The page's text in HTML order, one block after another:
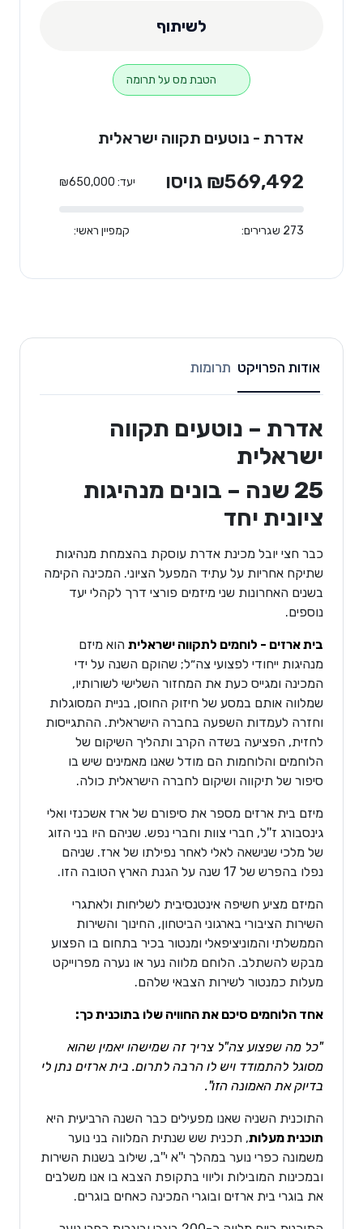
לשיתוף
הטבת מס על תרומה
אדרת - נוטעים תקווה ישראלית
₪569,492 גויסו יעד: ₪650,000
273 שגרירים: קמפיין ראשי:
אודות הפרויקט תרומות
אדרת – נוטעים תקווה
ישראלית
25 שנה – בונים מנהיגות
ציונית יחד
כבר חצי יובל מכינת אדרת עוסקת בהצמחת מנהיגות
שתיקח אחריות על עתיד המפעל הציוני. המכינה הקימה
בשנים האחרונות שני מיזמים פורצי דרך לקהלי יעד
נוספים.
בית ארזים - לוחמים לתקווה ישראלית הוא מיזם
מנהיגות ייחודי לפצועי צה״ל; שהוקם השנה על ידי
המכינה ומגייס כעת את המחזור השלישי לשורותיו,
שמלווה אותם במסע של חיזוק החוסן, בניית המסוגלות
וחזרה לעמדות השפעה בחברה הישראלית. ההתגייסות
לחזית, הפציעה בשדה הקרב ותהליך השיקום של
הלוחמים והלוחמות הם מודל שאנו מאמינים שיש בו
סיפור של תיקווה ושיקום לחברה הישראלית כולה.
מיזם בית ארזים מספר את סיפורם של ארז אשכנזי ואלי
גינסבורג ז''ל, חברי צוות וחברי נפש. שניהם היו בני הזוג
של מלכי שנישאה לאלי לאחר נפילתו של ארז. שניהם
נפלו בהפרש של 17 שנה על הגנת הארץ הטובה הזו.
המיזם מציע חשיפה אינטנסיבית לשליחות ולאתגרי
השירות הציבורי בארגוני הביטחון, החינוך והשירות
הממשלתי והמוניציפאלי ומנטור בכיר בתחום בו הפצוע
מבקש להשתלב. הלוחם מלווה נער או נערה מפרוייקט
מעלות כמנטור לשירות הצבאי שלהם.
אחד הלוחמים סיכם את החוויה שלו בתוכנית כך:
"כל מה שפצוע צה"ל צריך זה שמישהו יאמין שהוא
מסוגל להתמודד ויש לו הרבה לתרום. בית ארזים נתן לי
בדיוק את האמונה הזו".
התוכנית השניה שאנו מפעילים כבר השנה הרביעית היא
תוכנית מעלות, תכנית שש שנתית המלווה בני נוער
משמונה כפרי נוער במהלך י''א י''ב, שילוב בשנות השירות
ובמכינות המובילות וליווי בתקופת הצבא בו אנו משלבים
את בוגרי בית ארזים ובוגרי המכינה כאחים בוגרים.